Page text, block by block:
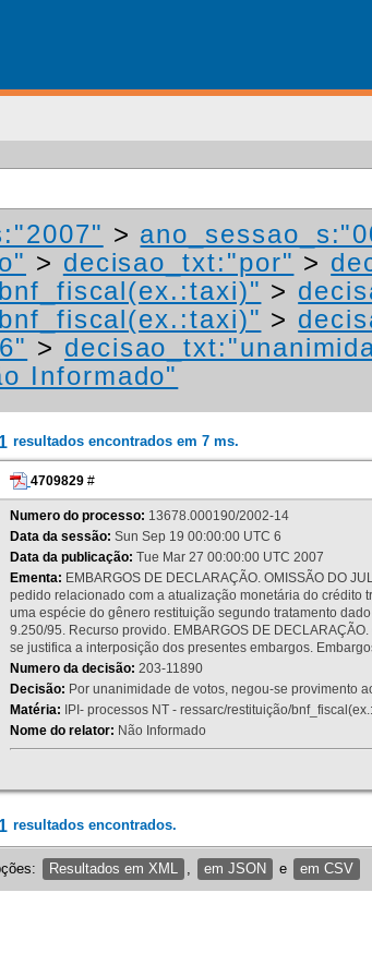
>
> decisao_txt:"por" >
>
>
>
Informado"
1 resultados encontrados em 7 ms.
4709829 #
Numero do processo: 13678.000190/2002-14
Data da sessão: Sun Sep 19 00:00:00 UTC 6
Data da publicação: Tue Mar 27 00:00:00 UTC 2007
Ementa: EMBARGOS DE DECLARAÇÃO. OMISSÃO DO
pedido relacionado com a atualização monetária do crédito
uma espécie do gênero restituição segundo tratamento
9.250/95. Recurso provido. EMBARGOS DE
se justifica a interposição dos presentes embargos.
Numero da decisão: 203-11890
Decisão: Por unanimidade de votos, negou-se provimento
Matéria: IPI- processos NT - ressarc/restituição/
Nome do relator: Não Informado
1 resultados encontrados.
Resultados em XML em JSON e em CSV